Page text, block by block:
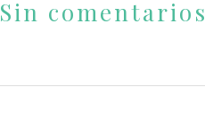
Sin comentarios